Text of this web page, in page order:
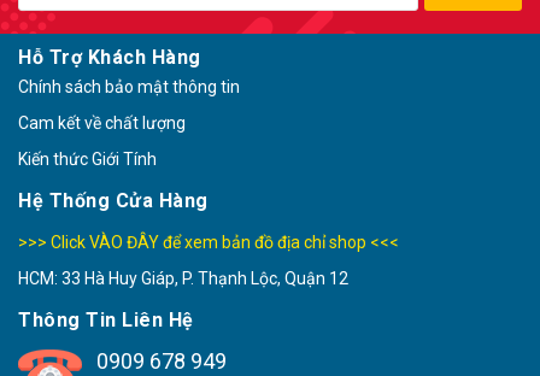
Hỗ Trợ Khách Hàng
Chính sách bảo mật thông tin
Cam kết về chất lượng
Kiến thức Giới Tính
Hệ Thống Cửa Hàng
>>> Click VÀO ĐÂY để xem bản đồ địa chỉ shop <<<
HCM: 33 Hà Huy Giáp, P. Thạnh Lộc, Quận 12
Thông Tin Liên Hệ
0909 678 949